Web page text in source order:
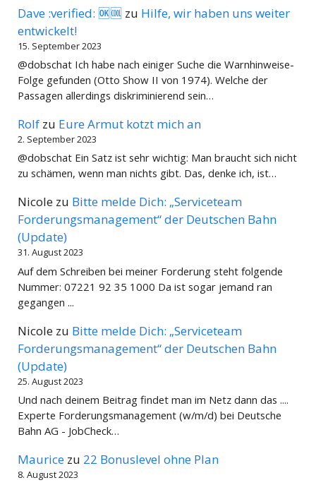
Dave :verified: 🆗🆒 zu Hilfe, wir haben uns weiter
entwickelt!
15. September 2023
@dobschat Ich habe nach einiger Suche die Warnhinweise-
Folge gefunden (Otto Show II von 1974). Welche der
Passagen allerdings diskriminierend sein…
Rolf zu Eure Armut kotzt mich an
2. September 2023
@dobschat Ein Satz ist sehr wichtig: Man braucht sich nicht
zu schämen, wenn man nichts gibt. Das, denke ich, ist…
Nicole zu Bitte melde Dich: „Serviceteam
Forderungsmanagement“ der Deutschen Bahn
(Update)
31. August 2023
Auf dem Schreiben bei meiner Forderung steht folgende
Nummer: 07221 92 35 1000 Da ist sogar jemand ran
gegangen ...
Nicole zu Bitte melde Dich: „Serviceteam
Forderungsmanagement“ der Deutschen Bahn
(Update)
25. August 2023
Und nach deinem Beitrag findet man im Netz dann das ....
Experte Forderungsmanagement (w/m/d) bei Deutsche
Bahn AG - JobCheck…
Maurice zu 22 Bonuslevel ohne Plan
8. August 2023